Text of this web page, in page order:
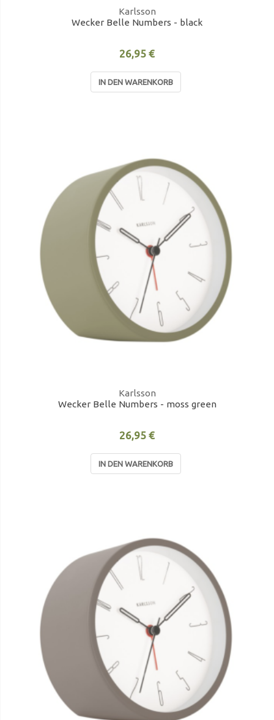
Karlsson
Wecker Belle Numbers - black
26,95 €
IN DEN WARENKORB
Karlsson
Wecker Belle Numbers - moss green
26,95 €
IN DEN WARENKORB